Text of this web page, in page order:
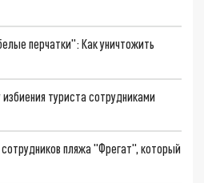
перчатки": Как уничтожить
туриста сотрудниками
пляжа "Фрегат", который